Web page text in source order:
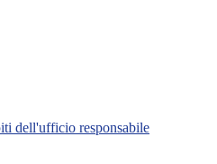
dell'ufficio responsabile